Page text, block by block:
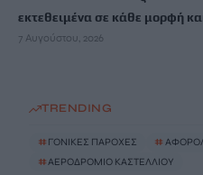
εκτεθειμένα σε κάθε μορφή
7 Αυγούστου, 2026
TRENDING
# ΓΟΝΙΚΕΣ ΠΑΡΟΧΕΣ #
#ΑΕΡΟΔΡΟΜΙΟ ΚΑΣΤΕΛΛΙΟΥ